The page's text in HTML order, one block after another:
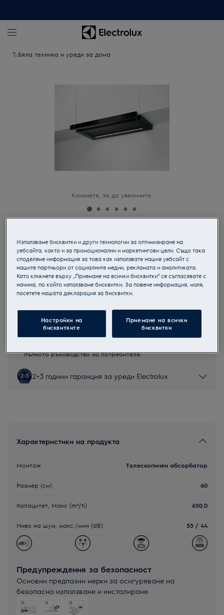
Бяла техника и уреди за дома
Кликнете, за да увеличите.
Черен абсорбатор
Продуктов информационен лист
Инструкциите за безопасност и предупрежденията за
изброени в глава 1 и 2 на ръководството за потребителя.
пълното ръководство за потребителя.
2+3 години гаранция за уреди Electrolux
Характеристики на продукта
Монтаж Телескопичен абсорбатор
Размер (см) 60
Капацитет, Макс (m³/h) 650.0
Ниво на шум, макс./мин (dB) 55 / 44
Предупреждения за безопасност
Основни предпазни мерки за осигуряване на
безопасно използване и инсталиране.
Използваме бисквитки и други технологии за оптимизиране на
уебсайта, както и за промоционални и маркетингови цели. Също така
споделяме информация за това как използвате нашия уебсайт с
нашите партньори от социалните медии, рекламата и аналитиката.
Като кликнете върху „Приемане на всички бисквитки“ се съгласявате с
начина, по който използваме бисквитки. За повече информация, моля,
посетете нашата декларация за бисквитки.
Настройки на
бисквитките
Приемане на всички
бисквитки